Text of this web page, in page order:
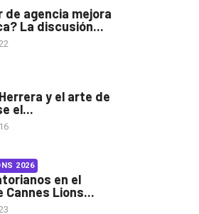
de agencia mejora
La discusión...
y el arte de
el...
2026
en el
Cannes Lions...